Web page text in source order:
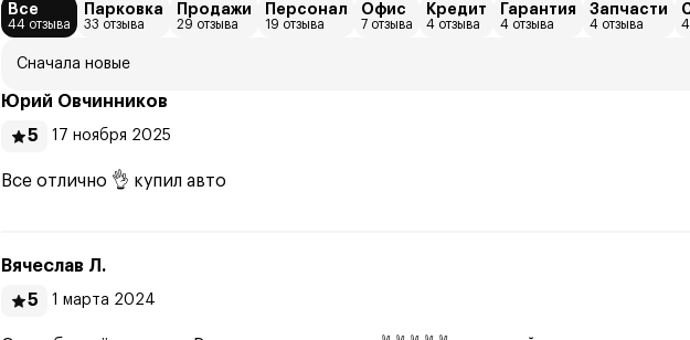
Все
44 отзыва
Парковка
33 отзыва
Продажи
29 отзыва
Персонал
19 отзыва
Офис
7 отзыва
Кредит
4 отзыва
Гарантия
4 отзыва
Запчасти
4 отзыва
Сначала новые
Юрий Овчинников
5
17 ноября 2025
Все отлично 👌 купил авто
Вячеслав Л.
5
1 марта 2024